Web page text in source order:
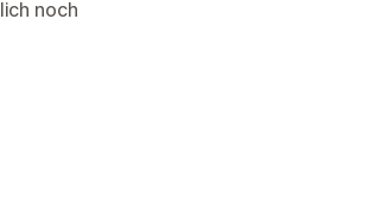
noch